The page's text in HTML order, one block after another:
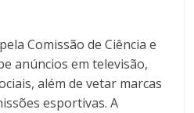
Comissão de Ciência e
anúncios em televisão,
além de vetar marcas
esportivas. A